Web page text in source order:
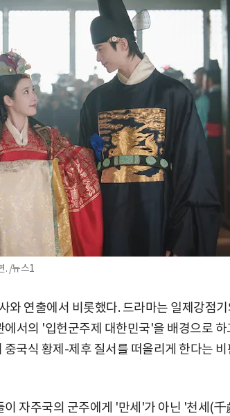
. /뉴스1
와 연출에서 비롯했다. 드라마는 일제강점기
서의 '입헌군주제 대한민국'을 배경으로 하
국식 황제-제후 질서를 떠올리게 한다는
자주국의 군주에게 '만세'가 아닌 '천세(千